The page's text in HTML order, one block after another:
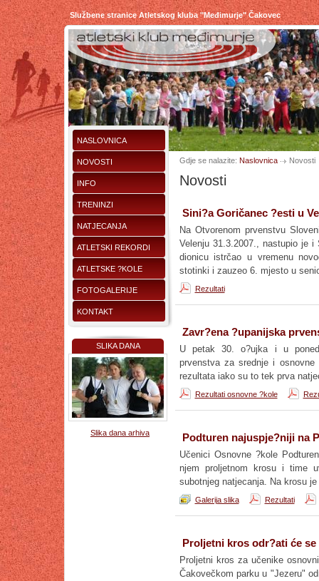
Službene stranice Atletskog kluba "Međimurje" Čakovec
NASLOVNICA
NOVOSTI
INFO
TRENINZI
NATJECANJA
ATLETSKI REKORDI
ATLETSKE ?KOLE
FOTOGALERIJE
KONTAKT
SLIKA DANA
Slika dana arhiva
Gdje se nalazite: Naslovnica Novosti
Novosti
Sini?a Goričanec ?esti u
Na Otvorenom prvenstvu
Velenju 31.3.2007., nastupio je
dionicu istrčao u vremenu
stotinki i zauzeo 6. mjesto u
Rezultati
Zavr?ena ?upanijska
U petak 30. o?ujka i u
prvenstva za srednje i
rezultata iako su to tek prva
Rezultati osnovne ?kole
Podturen najuspje?niji na
Učenici Osnovne ?kole
njem proljetnom krosu i time
subotnjeg natjecanja. Na krosu
Galerija slika Rezultati
Proljetni kros odr?ati će
Proljetni kros za učenike
Čakovečkom parku u "Jezeru"